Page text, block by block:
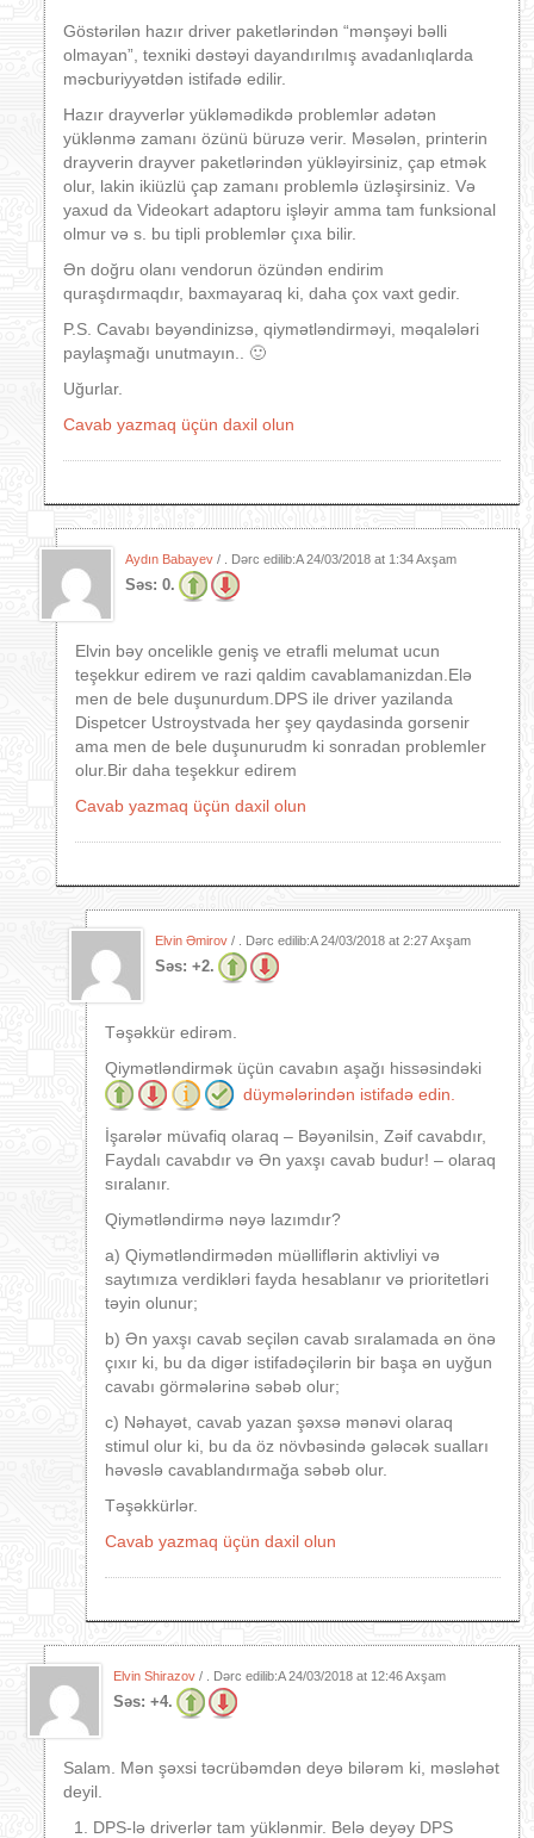
Göstərilən hazır driver paketlərindən “mənşəyi bəlli
olmayan”, texniki dəstəyi dayandırılmış avadanlıqlarda
məcburiyyətdən istifadə edilir.
Hazır drayverlər yükləmədikdə problemlər adətən
yüklənmə zamanı özünü büruzə verir. Məsələn, printerin
drayverin drayver paketlərindən yükləyirsiniz, çap etmək
olur, lakin ikiüzlü çap zamanı problemlə üzləşirsiniz. Və
yaxud da Videokart adaptoru işləyir amma tam funksional
olmur və s. bu tipli problemlər çıxa bilir.
Ən doğru olanı vendorun özündən endirim
quraşdırmaqdır, baxmayaraq ki, daha çox vaxt gedir.
P.S. Cavabı bəyəndinizsə, qiymətləndirməyi, məqalələri
paylaşmağı unutmayın.. 🙂
Uğurlar.
Cavab yazmaq üçün daxil olun
Aydın Babayev / . Dərc edilib:A24/03/2018 at 1:34 Axşam
Səs: 0.
Elvin bəy oncelikle geniş ve etrafli melumat ucun
teşekkur edirem ve razi qaldim cavablamanizdan.Elə
men de bele duşunurdum.DPS ile driver yazilanda
Dispetcer Ustroystvada her şey qaydasinda gorsenir
ama men de bele duşunurudm ki sonradan problemler
olur.Bir daha teşekkur edirem
Cavab yazmaq üçün daxil olun
Elvin Əmirov / . Dərc edilib:A24/03/2018 at 2:27 Axşam
Səs: +2.
Təşəkkür edirəm.
Qiymətləndirmək üçün cavabın aşağı hissəsindəki
düymələrindən istifadə edin.
İşarələr müvafiq olaraq – Bəyənilsin, Zəif cavabdır,
Faydalı cavabdır və Ən yaxşı cavab budur! – olaraq
sıralanır.
Qiymətləndirmə nəyə lazımdır?
a) Qiymətləndirmədən müəlliflərin aktivliyi və
saytımıza verdikləri fayda hesablanır və prioritetləri
təyin olunur;
b) Ən yaxşı cavab seçilən cavab sıralamada ən önə
çıxır ki, bu da digər istifadəçilərin bir başa ən uyğun
cavabı görmələrinə səbəb olur;
c) Nəhayət, cavab yazan şəxsə mənəvi olaraq
stimul olur ki, bu da öz növbəsində gələcək sualları
həvəslə cavablandırmağa səbəb olur.
Təşəkkürlər.
Cavab yazmaq üçün daxil olun
Elvin Shirazov / . Dərc edilib:A24/03/2018 at 12:46 Axşam
Səs: +4.
Salam. Mən şəxsi təcrübəmdən deyə bilərəm ki, məsləhət
deyil.
DPS-lə driverlər tam yüklənmir. Belə deyəy DPS